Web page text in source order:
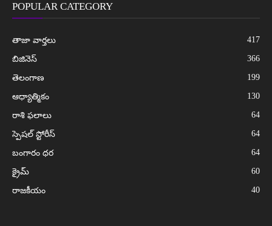
POPULAR CATEGORY
తాజా వార్తలు 417
బిజినెస్ 366
తెలంగాణ 199
ఆధ్యాత్మికం 130
రాశి ఫలాలు 64
స్పెషల్ స్టోరీస్ 64
బంగారం ధర 64
క్రైమ్ 60
రాజకీయం 40